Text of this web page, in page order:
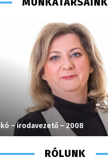
– irodavezető – 2008
RÓLUNK